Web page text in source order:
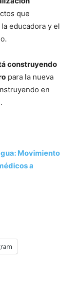
que
educadora y el
construyendo
para la nueva
en
Movimiento
a